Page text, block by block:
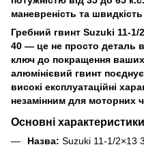
маневреність та
Гребний гвинт Suzuki 11-1/
40 — це не просто деталь
ключ до покращення
алюмінієвий гвинт поєднує
високі експлуатаційні
незамінним для моторних
Основні
Назва: Suzuki 11-1/2×13